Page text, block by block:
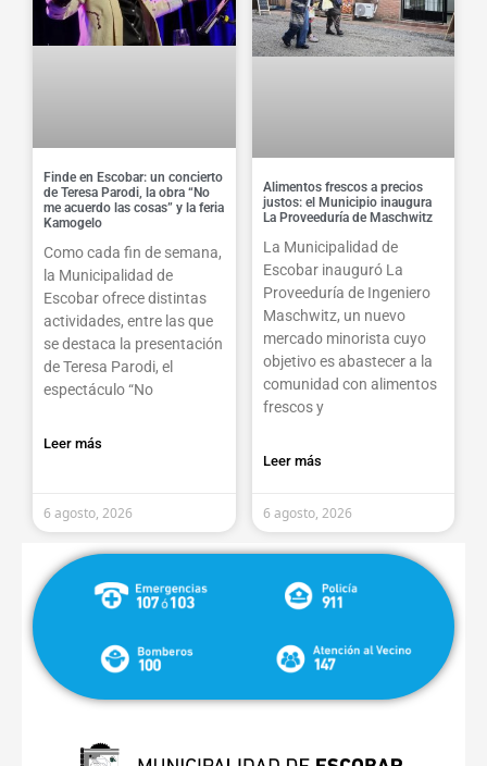
Finde en Escobar: un concierto
de Teresa Parodi, la obra “No
me acuerdo las cosas” y la feria
Kamogelo
Como cada fin de semana,
la Municipalidad de
Escobar ofrece distintas
actividades, entre las que
se destaca la presentación
de Teresa Parodi, el
espectáculo “No
Leer más
6 agosto, 2026
Alimentos frescos a precios
justos: el Municipio inaugura
La Proveeduría de Maschwitz
La Municipalidad de
Escobar inauguró La
Proveeduría de Ingeniero
Maschwitz, un nuevo
mercado minorista cuyo
objetivo es abastecer a la
comunidad con alimentos
frescos y
Leer más
6 agosto, 2026